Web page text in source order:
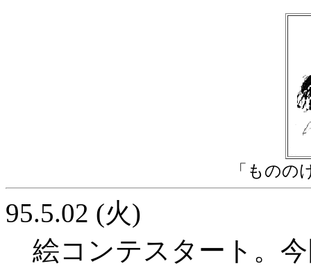
「ものの
95.5.02 (火)
絵コンテスタート。